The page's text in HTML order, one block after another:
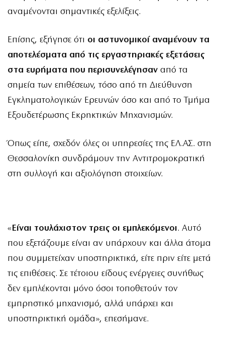
αναμένονται σημαντικές εξελίξεις.
Επίσης, εξήγησε ότι οι αστυνομικοί αναμένουν τα
αποτελέσματα από τις εργαστηριακές εξετάσεις
στα ευρήματα που περισυνελέγησαν από τα
σημεία των επιθέσεων, τόσο από τη Διεύθυνση
Εγκληματολογικών Ερευνών όσο και από το Τμήμα
Εξουδετέρωσης Εκρηκτικών Μηχανισμών.
Όπως είπε, σχεδόν όλες οι υπηρεσίες της ΕΛ.ΑΣ. στη
Θεσσαλονίκη συνδράμουν την Αντιτρομοκρατική
στη συλλογή και αξιολόγηση στοιχείων.
«Είναι τουλάχιστον τρεις οι εμπλεκόμενοι. Αυτό
που εξετάζουμε είναι αν υπάρχουν και άλλα άτομα
που συμμετείχαν υποστηρικτικά, είτε πριν είτε μετά
τις επιθέσεις. Σε τέτοιου είδους ενέργειες συνήθως
δεν εμπλέκονται μόνο όσοι τοποθετούν τον
εμπρηστικό μηχανισμό, αλλά υπάρχει και
υποστηρικτική ομάδα», επεσήμανε.